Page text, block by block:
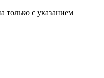
только с указанием